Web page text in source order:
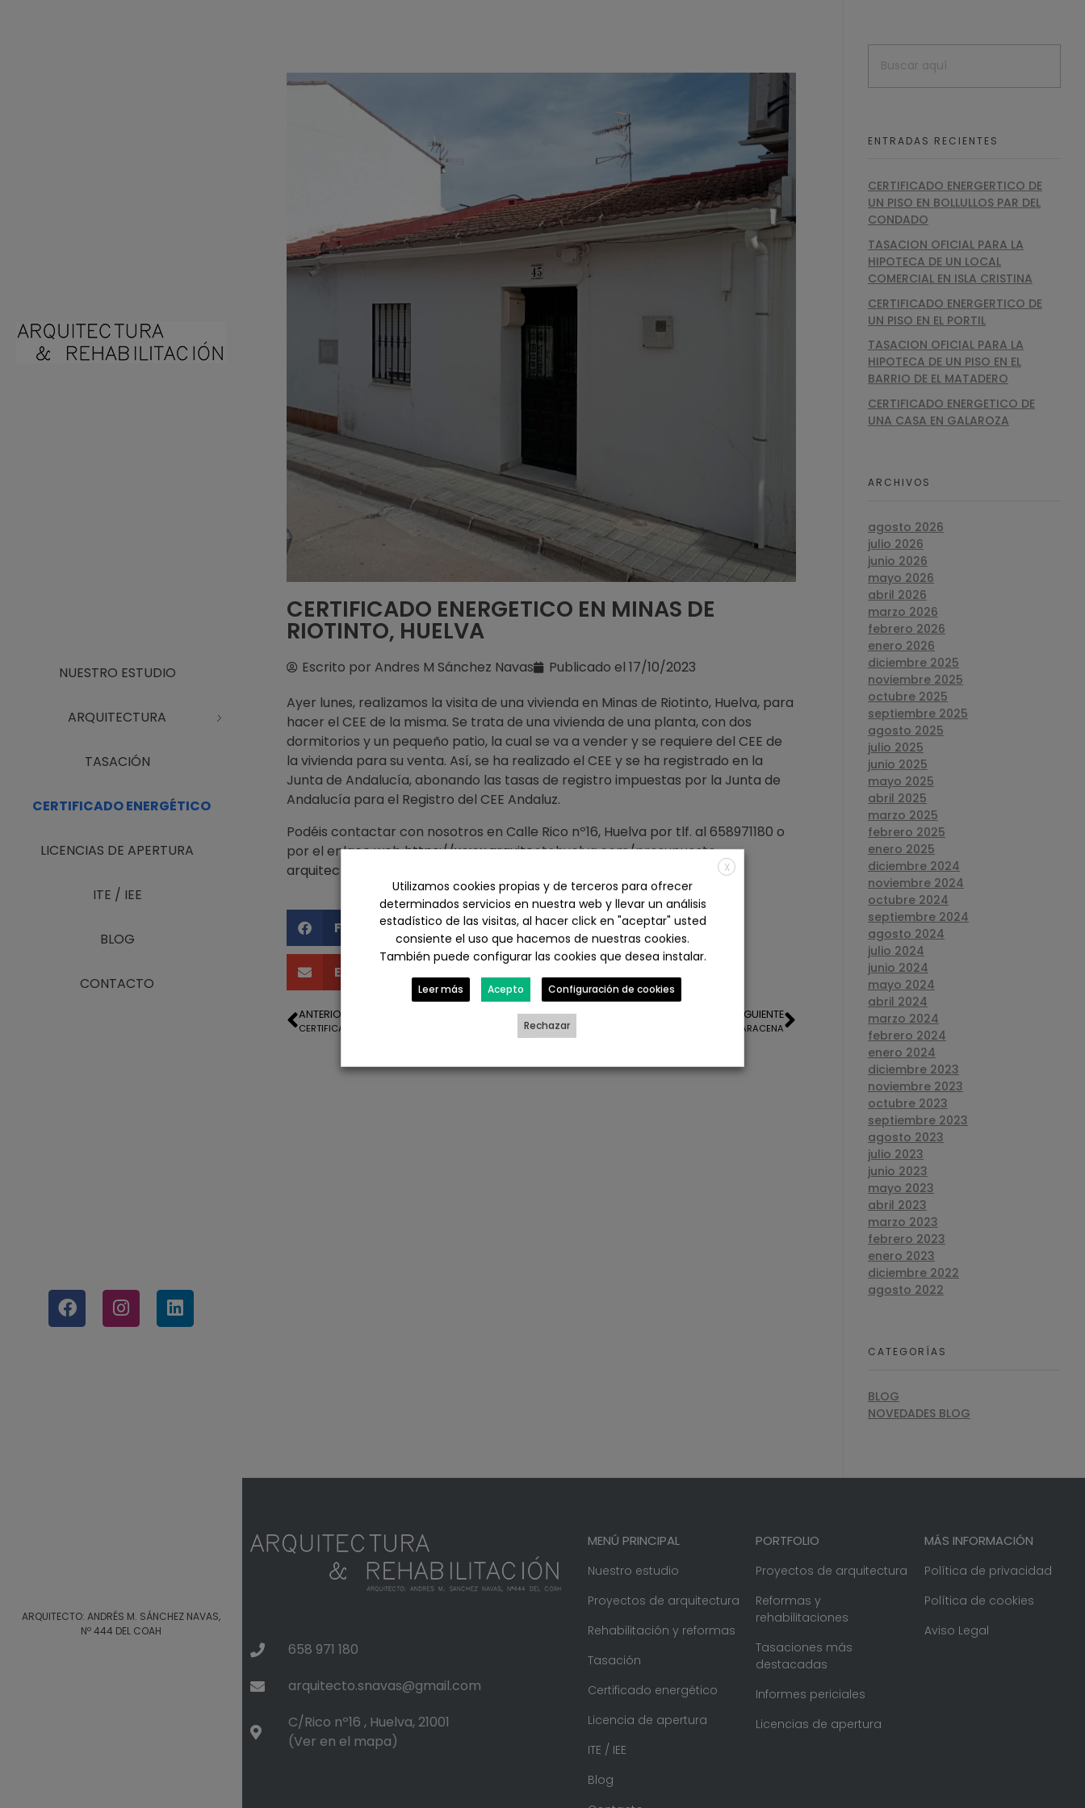
NUESTRO ESTUDIO
ARQUITECTURA
TASACIÓN
CERTIFICADO ENERGÉTICO
LICENCIAS DE APERTURA
ITE / IEE
BLOG
CONTACTO
ARQUITECTO: ANDRÉS M. SÁNCHEZ NAVAS,
Nº 444 DEL COAH
CERTIFICADO ENERGETICO EN MINAS DE
RIOTINTO, HUELVA
Escrito por Andres M Sánchez Navas Publicado el 17/10/2023
Ayer lunes, realizamos la visita de una vivienda en Minas de Riotinto, Huelva, para
hacer el CEE de la misma. Se trata de una vivienda de una planta, con dos
dormitorios y un pequeño patio, la cual se va a vender y se requiere del CEE de
la vivienda para su venta. Así, se ha realizado el CEE y se ha registrado en la
Junta de Andalucía, abonando las tasas de registro impuestas por la Junta de
Andalucía para el Registro del CEE Andaluz.
Podéis contactar con nosotros en Calle Rico nº16, Huelva por tlf. al 658971180 o
por el enlace webhttps://www.arquitectohuelva.com/presupuesto-
arquitecto-huelva/
Facebook X LinkedIn WhatsApp
Email
ANTERIOR
CERTIFICADO DE EFICIENCIA ENERGETICA DE UN PISO EN HUELVA
SIGUIENTE
CERTIFICADO ENERGETICO DE UNA CASA EN ARACENA
ENTRADAS RECIENTES
CERTIFICADO ENERGERTICO DE
UN PISO EN BOLLULLOS PAR DEL
CONDADO
TASACION OFICIAL PARA LA
HIPOTECA DE UN LOCAL
COMERCIAL EN ISLA CRISTINA
CERTIFICADO ENERGERTICO DE
UN PISO EN EL PORTIL
TASACION OFICIAL PARA LA
HIPOTECA DE UN PISO EN EL
BARRIO DE EL MATADERO
CERTIFICADO ENERGETICO DE
UNA CASA EN GALAROZA
ARCHIVOS
agosto 2026
julio 2026
junio 2026
mayo 2026
abril 2026
marzo 2026
febrero 2026
enero 2026
diciembre 2025
noviembre 2025
octubre 2025
septiembre 2025
agosto 2025
julio 2025
junio 2025
mayo 2025
abril 2025
marzo 2025
febrero 2025
enero 2025
diciembre 2024
noviembre 2024
octubre 2024
septiembre 2024
agosto 2024
julio 2024
junio 2024
mayo 2024
abril 2024
marzo 2024
febrero 2024
enero 2024
diciembre 2023
noviembre 2023
octubre 2023
septiembre 2023
agosto 2023
julio 2023
junio 2023
mayo 2023
abril 2023
marzo 2023
febrero 2023
enero 2023
diciembre 2022
agosto 2022
CATEGORÍAS
BLOG
NOVEDADES BLOG
658 971 180
arquitecto.snavas@gmail.com
C/Rico nº16 , Huelva, 21001
(Ver en el mapa)
MENÚ PRINCIPAL
Nuestro estudio
Proyectos de arquitectura
Rehabilitación y reformas
Tasación
Certificado energético
Licencia de apertura
ITE / IEE
Blog
PORTFOLIO
Proyectos de arquitectura
Reformas y
rehabilitaciones
Tasaciones más
destacadas
Informes periciales
Licencias de apertura
MÁS INFORMACIÓN
Política de privacidad
Política de cookies
Aviso Legal
X
Utilizamos cookies propias y de terceros para ofrecer
determinados servicios en nuestra web y llevar un análisis
estadístico de las visitas, al hacer click en "aceptar" usted
consiente el uso que hacemos de nuestras cookies.
También puede configurar las cookies que desea instalar.
Leer más Acepto Configuración de cookies
Rechazar